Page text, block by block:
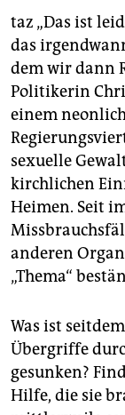
genossenschaft
epaper login
taz „Das ist
das
dem wir dann
Politikerin
einem
sexuelle
kirchlichen
Heimen. Seit
anderen
„Thema“
Was ist
Übergriffe
gesunken?
Hilfe, die sie